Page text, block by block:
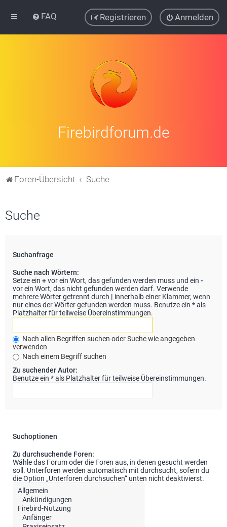
FAQ Anmelden
Registrieren
Firebirdforum.de
Foren-Übersicht Suche
Suche
Suchanfrage
Suche nach Wörtern:
Setze ein +vor ein Wort, das gefunden werden muss und ein -
vor ein Wort, das nicht gefunden werden darf. Verwende
mehrere Wörter getrennt durch | innerhalb einer Klammer, wenn
nur eines der Wörter gefunden werden muss. Benutze ein * als
Platzhalter für teilweise Übereinstimmungen.
Nach allen Begriffen suchen oder Suche wie angegeben
verwenden
Nach einem Begriff suchen
Zu suchender Autor:
Benutze ein * als Platzhalter für teilweise Übereinstimmungen.
Suchoptionen
Zu durchsuchende Foren:
Wähle das Forum oder die Foren aus, in denen gesucht werden
soll. Unterforen werden automatisch mit durchsucht, sofern du
die Option „Unterforen durchsuchen“ unten nicht deaktivierst.